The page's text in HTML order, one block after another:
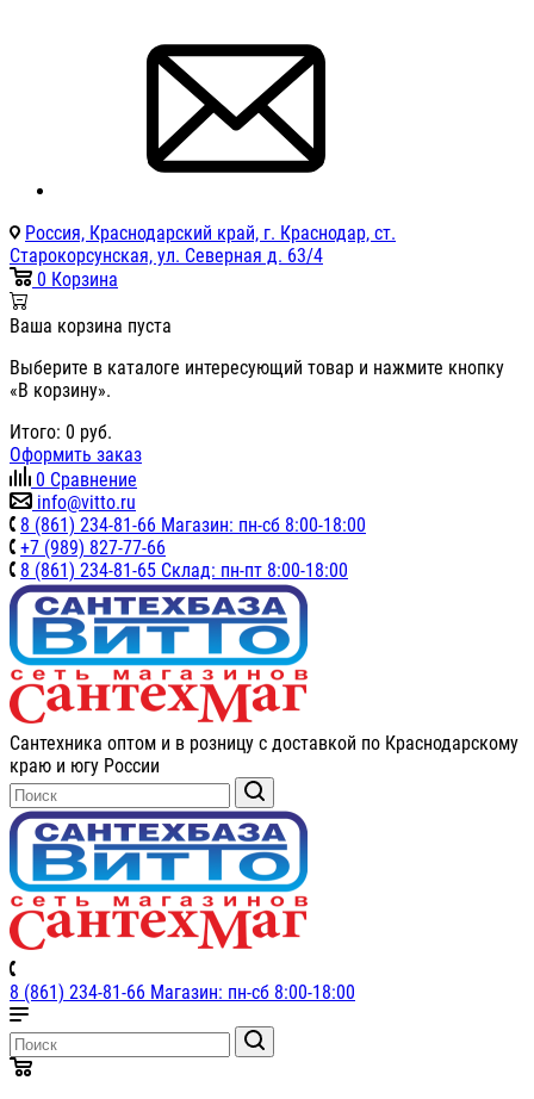
Россия, Краснодарский край, г. Краснодар, ст.
Старокорсунская, ул. Северная д. 63/4
0 Корзина
Ваша корзина пуста
Выберите в каталоге интересующий товар и нажмите кнопку
«В корзину».
Итого: 0 руб.
Оформить заказ
0 Сравнение
info@vitto.ru
8 (861) 234-81-66 Магазин: пн-сб 8:00-18:00
+7 (989) 827-77-66
8 (861) 234-81-65 Склад: пн-пт 8:00-18:00
Сантехника оптом и в розницу с доставкой по Краснодарскому
краю и югу России
8 (861) 234-81-66 Магазин: пн-сб 8:00-18:00